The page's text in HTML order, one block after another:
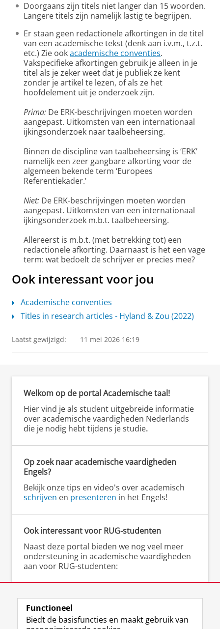
Doorgaans zijn titels niet langer dan 15 woorden.
Langere titels zijn namelijk lastig te begrijpen.
Er staan geen redactionele afkortingen in de titel
van een academische tekst (denk aan i.v.m., t.z.t.
etc.) Zie ookacademische conventies.
Vakspecifieke afkortingen gebruik je alleen in je
titel als je zeker weet dat je publiek ze kent
zonder je artikel te lezen, of als ze het
hoofdelement uit je onderzoek zijn.
Prima: De ERK-beschrijvingen moeten worden
aangepast. Uitkomsten van een internationaal
ijkingsonderzoek naar taalbeheersing.
Binnen de discipline van taalbeheersing is ‘ERK’
namelijk een zeer gangbare afkorting voor de
algemeen bekende term ‘Europees
Referentiekader.’
Niet: De ERK-beschrijvingen moeten worden
aangepast. Uitkomsten van een internationaal
ijkingsonderzoek m.b.t. taalbeheersing.
Allereerst is m.b.t. (met betrekking tot) een
redactionele afkorting. Daarnaast is het een vage
term: wat bedoelt de schrijver er precies mee?
Ook interessant voor jou
Academische conventies
Titles in research articles - Hyland & Zou (2022)
Laatst gewijzigd: 11 mei 2026 16:19
Welkom op de portal Academische taal!
Hier vind je als student uitgebreide informatie
over academische vaardigheden Nederlands
die je nodig hebt tijdens je studie.
Op zoek naar academische vaardigheden
Engels?
Bekijk onze tips en video's over academisch
schrijven en presenteren in het Engels!
Ook interessant voor RUG-studenten
Naast deze portal bieden we nog veel meer
ondersteuning in academische vaardigheden
aan voor RUG-studenten:
▸Gratis schrijfcoachingbij het Schrijfcentrum
▸Scriptieschrijfdagenbij het Schrijfcentrum
▸Cursussen en workshops
schrijven bij het Talencentrum
Functioneel
Biedt de basisfuncties en maakt gebruik van